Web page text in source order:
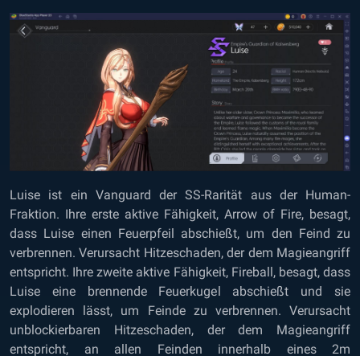
Luise ist ein Vanguard der SS-Rarität aus der Human-
Fraktion. Ihre erste aktive Fähigkeit, Arrow of Fire, besagt,
dass Luise einen Feuerpfeil abschießt, um den Feind zu
verbrennen. Verursacht Hitzeschaden, der dem Magieangriff
entspricht. Ihre zweite aktive Fähigkeit, Fireball, besagt, dass
Luise eine brennende Feuerkugel abschießt und sie
explodieren lässt, um Feinde zu verbrennen. Verursacht
unblockierbaren Hitzeschaden, der dem Magieangriff
entspricht, an allen Feinden innerhalb eines 2m